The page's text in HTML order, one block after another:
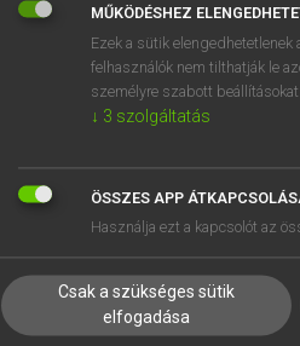
EGYÉNI FELHASZNÁLÓKNAK
TANULÓKNAK
VÁLLALATI MEGOLDÁSOK
MŰKÖDÉSHEZ
Ezek a sütik
felhasználók nem tilthatják le
személyre szabott
↓ 3 szolgáltatás
ÖSSZES APP
Használja ezt a kapcsolót az
Csak a szükséges sütik
elfogadása